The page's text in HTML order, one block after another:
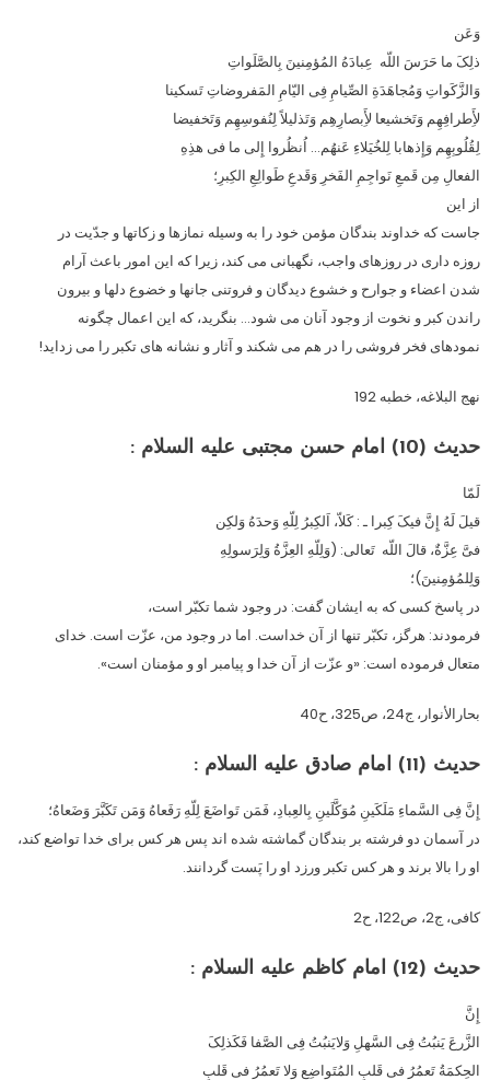
وَعَن
ذلِکَ ما حَرَسَ اللّه عِبادَهُ المُؤمِنینَ بِالصَّلَواتِ
وَالزَّکَواتِ وَمُجاهَدَةِ الصِّیامِ فِى الیّامِ المَفروضاتِ تَسکینا
لأَِطرافِهِم وَتَخشیعا لأَِبصارِهِم وَتَذلیلاً لِنُفوسِهِم وَتَخفیضا
لِقُلُوبِهِم وَإِذهابا لِلخُیَلاءِ عَنهُم… اُنظُروا إِلى ما فى هذِهِ
الفعالِ مِن قَمعِ نَواجِمِ الفَخرِ وَقَدعِ طَوالِعِ الکِبرِ؛
از این
جاست که خداوند بندگان مؤمن خود را به وسیله نمازها و زکاتها و جدّیت در
روزه دارى در روزهاى واجب، نگهبانى مى کند، زیرا که این امور باعث آرام
شدن اعضاء و جوارح و خشوع دیدگان و فروتنى جانها و خضوع دلها و بیرون
راندن کبر و نخوت از وجود آنان مى شود… بنگرید، که این اعمال چگونه
نمودهاى فخر فروشى را در هم مى شکند و آثار و نشانه هاى تکبر را مى زداید!
نهج البلاغه، خطبه 192
حدیث (10) امام حسن مجتبى علیه السلام :
لَمّا
قیلَ لَهُ إِنَّ فیکَ کِبرا ـ : کَلاّ، اَلکِبرُ لِلّهِ وَحدَهُ وَلکِن
فىَّ عِزَّةٌ، قالَ اللّه تَعالى: (وَلِلّهِ العِزَّةُ وَلِرَسولِهِ
وَلِلمُؤمِنینَ)؛
در پاسخ کسى که به ایشان گفت: در وجود شما تکبّر است،
فرمودند: هرگز، تکبّر تنها از آن خداست. اما در وجود من، عزّت است. خداى
متعال فرموده است: «و عزّت از آن خدا و پیامبر او و مؤمنان است».
بحارالأنوار، ج24، ص325، ح40
حدیث (11) امام صادق علیه السلام :
إِنَّ فِى السَّماءِ مَلَکَینِ مُوَکَّلَینِ بِالعِبادِ، فَمَن تَواضَعَ لِلّهِ رَفَعاهُ وَمَن تَکَبَّرَ وَضَعاهُ؛
در آسمان دو فرشته بر بندگان گماشته شده اند پس هر کس براى خدا تواضع کند،
او را بالا برند و هر کس تکبر ورزد او را پَست گردانند.
کافى، ج2، ص122، ح2
حدیث (12) امام کاظم علیه السلام :
إِنَّ
الزَّرعَ یَنبُتُ فِى السَّهلِ وَلایَنبُتُ فِى الصَّفا فَکَذلِکَ
الحِکمَةُ تَعمُرُ فى قَلبِ المُتَواضِعِ وَلا تَعمُرُ فى قَلبِ